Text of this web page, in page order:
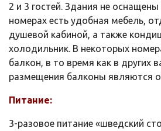
2 и 3 гостей. Здания не
номерах есть удобная мебель,
душевой кабиной, а также
холодильник. В некоторых
балкон, в то время как в других
размещения балконы являются
Питание:
3-разовое питание «шведский